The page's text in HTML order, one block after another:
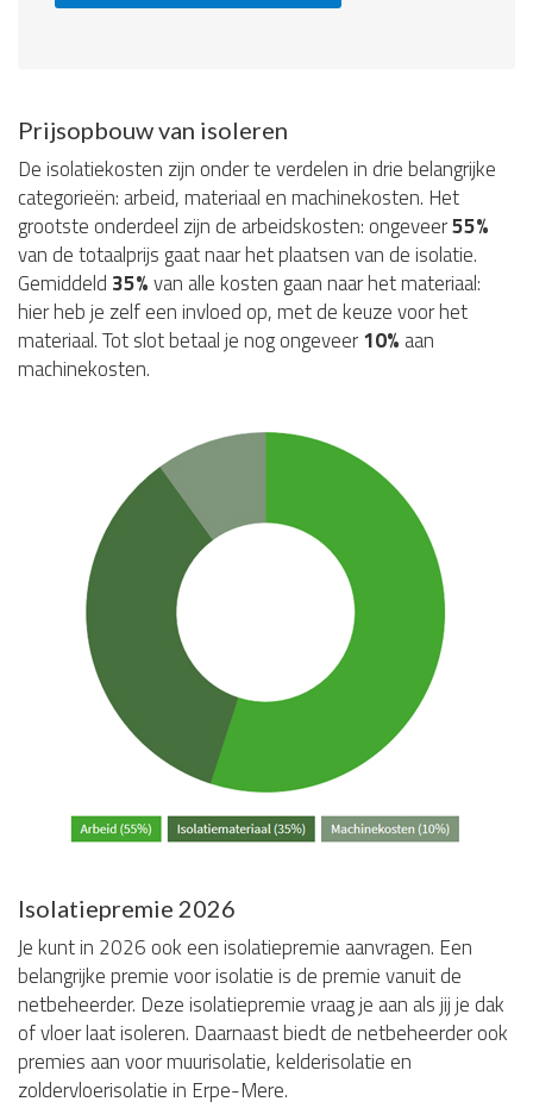
Prijsopbouw van isoleren
De isolatiekosten zijn onder te verdelen in drie belangrijke
categorieën: arbeid, materiaal en machinekosten. Het
grootste onderdeel zijn de arbeidskosten: ongeveer55%
van de totaalprijs gaat naar het plaatsen van de isolatie.
Gemiddeld 35%van alle kosten gaan naar het materiaal:
hier heb je zelf een invloed op, met de keuze voor het
materiaal. Tot slot betaal je nog ongeveer10% aan
machinekosten.
Isolatiepremie 2026
Je kunt in 2026 ook een isolatiepremie aanvragen. Een
belangrijke premie voor isolatie is de premie vanuit de
netbeheerder. Deze isolatiepremie vraag je aan als jij je dak
of vloer laat isoleren. Daarnaast biedt de netbeheerder ook
premies aan voor muurisolatie, kelderisolatie en
zoldervloerisolatie in Erpe-Mere.